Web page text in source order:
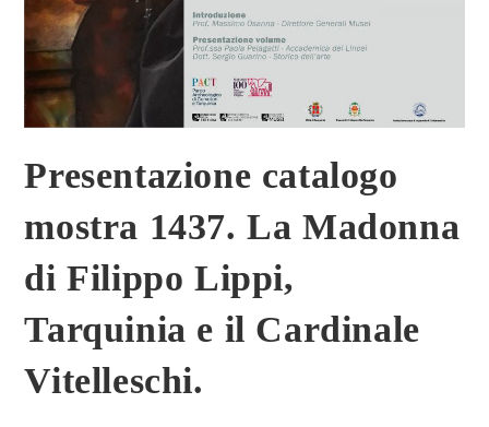
Presentazione catalogo
mostra 1437. La Madonna
di Filippo Lippi,
Tarquinia e il Cardinale
Vitelleschi.